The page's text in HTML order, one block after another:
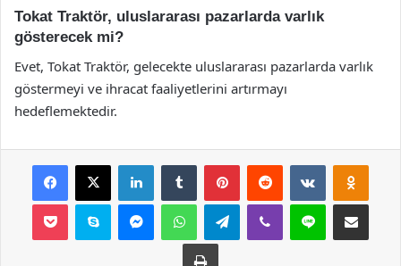
Tokat Traktör, uluslararası pazarlarda varlık
gösterecek mi?
Evet, Tokat Traktör, gelecekte uluslararası pazarlarda varlık
göstermeyi ve ihracat faaliyetlerini artırmayı
hedeflemektedir.
Facebook
X LinkedInTumblr PinterestReddit VKontakte
Pocket Skype MessengerWhatsAppTelegramViber Line E-Posta ile
Yazdır